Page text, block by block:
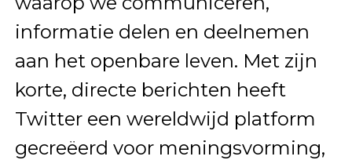
informatie delen en deelnemen
aan het openbare leven. Met zijn
korte, directe berichten heeft
Twitter een wereldwijd platform
gecreëerd voor meningsvorming,